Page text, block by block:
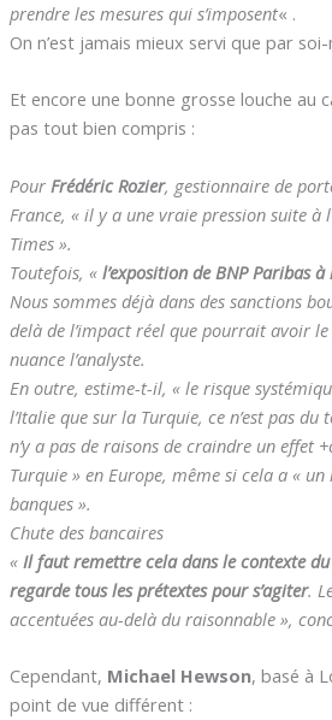
prendre les mesures qui s’imposent« .
On n’est jamais mieux servi que par
Et encore une bonne grosse louche au
pas tout bien compris :
Pour Frédéric Rozier, gestionnaire de
France, « il y a une vraie pression suite à
Times ».
Toutefois, « l’exposition de BNP Paribas
Nous sommes déjà dans des sanctions
delà de l’impact réel que pourrait avoir
nuance l’analyste.
En outre, estime-t-il, « le risque
l’Italie que sur la Turquie, ce n’est pas
n’y a pas de raisons de craindre un effet
Turquie » en Europe, même si cela a «
banques ».
Chute des bancaires
« Il faut remettre cela dans le contexte
regarde tous les prétextes pour s’agiter.
accentuées au-delà du raisonnable »,
Cependant, Michael Hewson, basé à
point de vue différent :